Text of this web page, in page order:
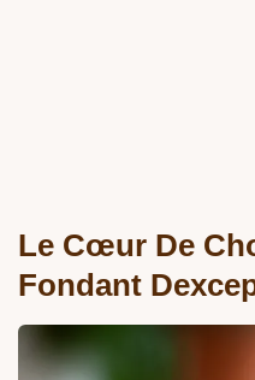
Le Cœur De
Fondant